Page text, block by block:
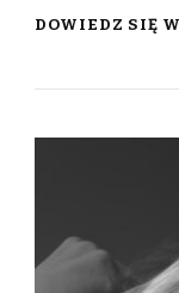
DOWIEDZ SIĘ